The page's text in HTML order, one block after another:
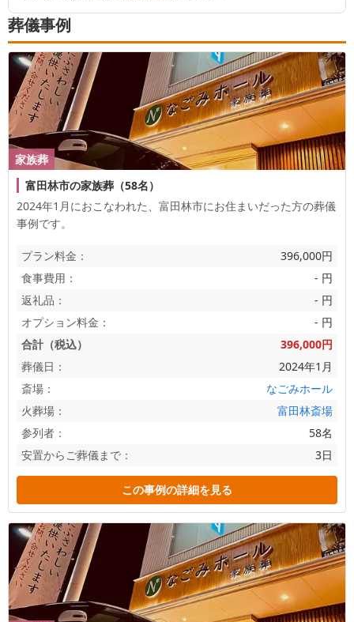
葬儀事例
家族葬
富田林市の家族葬（58名）
2024年1月におこなわれた、 富田林市にお住まいだった方の葬儀
事例です。
プラン料金：
396,000円
食事費用：
- 円
返礼品：
- 円
オプション料金：
- 円
合計（税込）
396,000円
葬儀日：
2024年1月
斎場：
なごみホール
火葬場：
富田林斎場
参列者：
58名
安置からご葬儀まで：
3日
この事例の詳細を見る